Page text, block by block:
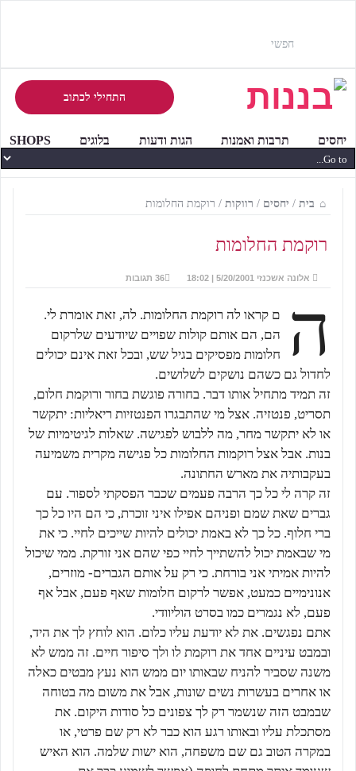
התחילי לכתוב
יחסים תרבות ואמנות הגות ודעות בלוגים SHOPS
בית / יחסים / רווקות / רוקמת החלומות
רוקמת החלומות
אלונה אשכנזי 5/20/2001 | 18:02 36 תגובות
ה
ם קראו לה רוקמת החלומות. לה, זאת אומרת לי.
הם, הם אותם קולות שפויים שיודעים שלרקום
חלומות מפסיקים בגיל שש, ובכל זאת אינם יכולים
לחדול גם כשהם נושקים לשלושים.
זה תמיד מתחיל אותו דבר. בחורה פוגשת בחור ורוקמת חלום,
תסריט, פנטזיה. אצל מי שהתבגרו הפנטזיות ריאליות: יתקשר
או לא יתקשר מחר, מה ללבוש לפגישה. שאלות לגיטימיות של
בנות. אבל אצל רוקמות החלומות כל פגישה מקרית משמיעה
בעקבותיה את מארש החתונה.
זה קרה לי כל כך הרבה פעמים שכבר הפסקתי לספור. עם
גברים שאת שמם ופניהם אפילו איני זוכרת, כי הם היו כל כך
ברי חלוף. כל כך לא באמת יכולים להיות שייכים לחיי. כי את
מי שבאמת יכול להשתייך לחיי כפי שהם אני זורקת. ממי שיכול
להיות אמיתי אני בורחת. כי רק על אותם הגברים- מוזרים,
אנונימיים כמעט, אפשר לרקום חלומות שאף פעם, אבל אף
פעם, לא נגמרים כמו בסרט הוליוודי.
אתם נפגשים. את לא יודעת עליו כלום. הוא לוחץ לך את היד,
ובמבט עיניים אחד את רוקמת לו ולך סיפור חיים. זה ממש לא
משנה שסביר להניח שבאותו יום ממש הוא נעץ מבטים כאלה
או אחרים בעשרות נשים שונות, אבל את משום מה בטוחה
שבמבט הזה שנשמר רק לך צפונים כל סודות היקום. את
מסתכלת עליו ובאותו רגע הוא כבר לא רק שם פרטי, או
במקרה הטוב גם שם משפחה, הוא ישות שלמה. הוא האיש